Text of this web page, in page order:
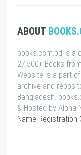
ABOUT
books.com.bd is a
27,500+ Books
Website is a part
archive and
Bangladesh.
& Hosted by Alpha
Name Registration